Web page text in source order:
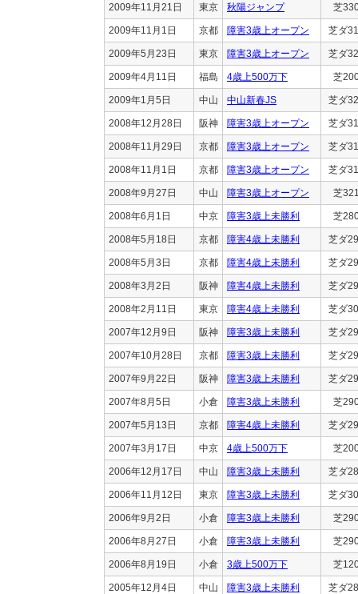
2009年11月21日 東京 秋陽ジャンプ 芝
2009年11月1日 京都 障害3歳上オープン 芝ダ
2009年5月23日 東京 障害3歳上オープン 芝ダ
2009年4月11日 福島 4歳上500万下 芝
2009年1月5日 中山 中山新春JS 芝ダ
2008年12月28日 阪神 障害3歳上オープン 芝ダ
2008年11月29日 京都 障害3歳上オープン 芝ダ
2008年11月1日 京都 障害3歳上オープン 芝ダ
2008年9月27日 中山 障害3歳上オープン 芝
2008年6月1日 中京 障害3歳上未勝利 芝
2008年5月18日 京都 障害4歳上未勝利 芝ダ
2008年5月3日 京都 障害4歳上未勝利 芝ダ
2008年3月2日 阪神 障害4歳上未勝利 芝ダ
2008年2月11日 東京 障害4歳上未勝利 芝ダ
2007年12月9日 阪神 障害3歳上未勝利 芝ダ
2007年10月28日 京都 障害3歳上未勝利 芝ダ
2007年9月22日 阪神 障害3歳上未勝利 芝ダ
2007年8月5日 小倉 障害3歳上未勝利 芝
2007年5月13日 京都 障害4歳上未勝利 芝ダ
2007年3月17日 中京 4歳上500万下 芝
2006年12月17日 中山 障害3歳上未勝利 芝ダ
2006年11月12日 東京 障害3歳上未勝利 芝ダ
2006年9月2日 小倉 障害3歳上未勝利 芝
2006年8月27日 小倉 障害3歳上未勝利 芝
2006年8月19日 小倉 3歳上500万下 芝
2005年12月4日 中山 障害3歳上未勝利 芝ダ